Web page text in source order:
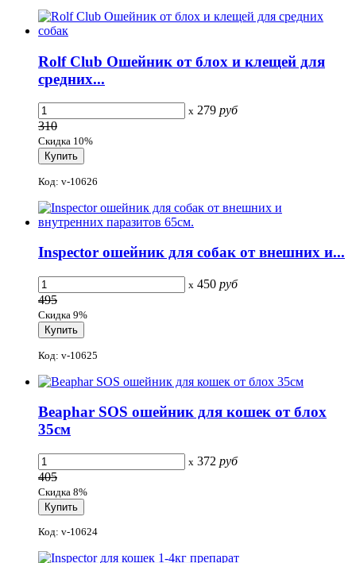
Rolf Club Ошейник от блох и клещей для
средних...
x 279 руб
310
Скидка 10%
Код: v-10626
Inspector ошейник для собак от внешних и...
x 450 руб
495
Скидка 9%
Код: v-10625
Beaphar SOS ошейник для кошек от блох
35см
x 372 руб
405
Скидка 8%
Код: v-10624